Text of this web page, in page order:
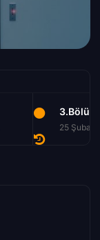
3.Bölüm
25 Şubat